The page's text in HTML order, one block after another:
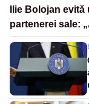
Ilie Bolojan
partenerei sale: